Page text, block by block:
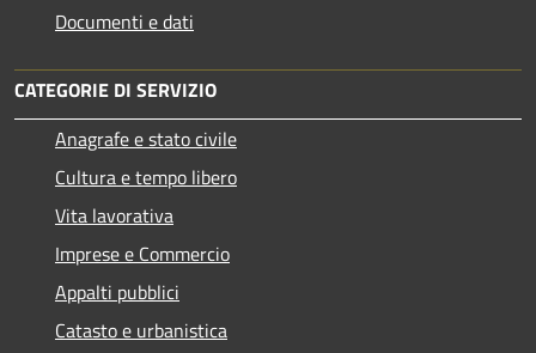
Documenti e dati
CATEGORIE DI SERVIZIO
Anagrafe e stato civile
Cultura e tempo libero
Vita lavorativa
Imprese e Commercio
Appalti pubblici
Catasto e urbanistica